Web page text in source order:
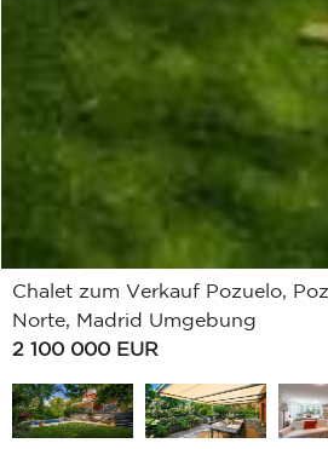
Chalet zum Verkauf Pozuelo,
Norte, Madrid Umgebung
2 100 000 EUR